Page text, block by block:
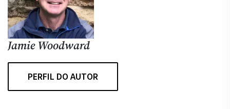
Jamie Woodward
PERFIL DO AUTOR